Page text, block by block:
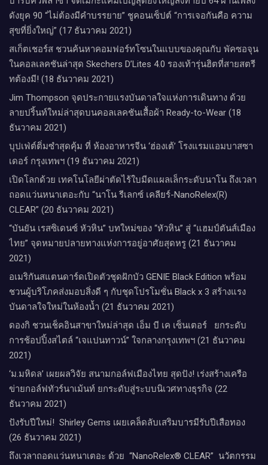
ดังยุค 90 “ไม่ต้องมีคำบรรยาย” ชูคอนเซ็ปต์ “การเจอกันคือ ความ
สุขที่ยิ่งใหญ่” (17 ธันวาคม 2021)
สเก็ตเชอร์ส ชวนค้นหาคอมฟอร์ทโซนในแบบของคุณกับ พัคซอจุน
ในคอลเลคชันล่าสุด Skechers D’Lites 4.0 รองเท้ารุ่นฮิตที่สายสตรี
ทต้องมี! (18 ธันวาคม 2021)
Jim Thompson จุดประกายแรงบันดาลใจแห่งการเดินทาง ด้วย
ลายปริ้นท์ใหม่ล่าสุดบนคอลเลคชันเสื้อผ้า Ready-to-Wear (18
ธันวาคม 2021)
บุปเฟ่ต์ติ่มซำสุดคุ้ม ที่ ห้อง​อาหารจีน​ ‘ฮ่องเต้’ โรงแรม​แอม​บาส​ซา​
เดอร์​ กรุงเทพฯ​ (19 ธันวาคม 2021)
เปิดโลกด้วย เทคโนโลยีผ่าตัดไร้ใบมีดแผลเล็กระดับนาโน ถึงเวลา
ถอดแว่นหนาเตอะกับ “นาโน รีเลกซ์ เคลียร์-NanoRelex(R)
CLEAR” (20 ธันวาคม 2021)
“บันยัน เรสซิเดนซ์ หัวหิน” บทใหม่ของ “หัวหิน” สู่ “แฮมป์ตันส์เมือง
ไทย” จุดหมายปลายทางแห่งการอยู่อาศัยสุดหรู (21 ธันวาคม
2021)
อเมริกันสแตนดาร์ดเปิดตัวชุดฝักบัว GENIE Black Edition พร้อม
ชวนผู้บริโภคส่งมอบสิ่งดี ๆ กับชุดโปรโมชั่น Black x 3 สร้างแรง
บันดาลใจใหม่ในห้องน้ำ (21 ธันวาคม 2021)
ดองกิ ชวนเช็คอินสาขาใหม่ล่าสุด เอ็ม บี เค เซ็นเตอร์ ยกระดับ
การช้อปปิ้งสไตล์ “เจแปนทาวน์” ใจกลางกรุงเทพฯ (21 ธันวาคม
2021)
‘ม.มหิดล’ เผยผลวิจัย สนามกอล์ฟเมืองไทย สุดปัง! เร่งสร้างเครือ
ข่ายกอล์ฟทัวร์นาเม้นท์ ยกระดับสู่ระบบนิเวศทางธุรกิจ (22
ธันวาคม 2021)
ปังรับปีใหม่​! ​ Shirley Gems เผยเคล็ดลับ​เสริมบารมีรับปีเสือทอง
(26 ธันวาคม 2021)
ถึงเวลาถอดแว่นหนาเตอะ ด้วย “NanoRelex® CLEAR” นวัตกรรม